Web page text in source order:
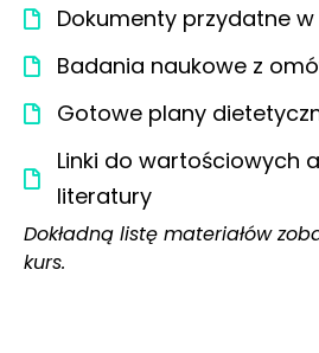
Dokumenty przydatne
Badania naukowe z
Gotowe plany
Linki do wartościowych
literatury
Dokładną listę materiałów
kurs.